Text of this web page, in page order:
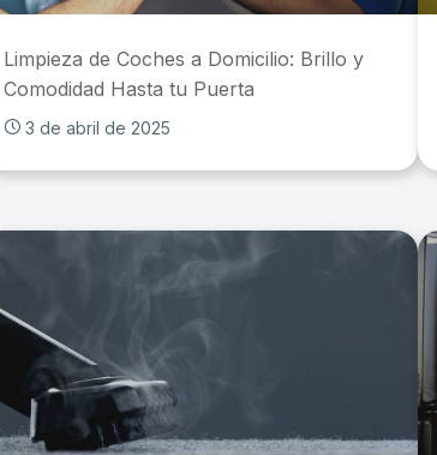
Limpieza de Coches a Domicilio: Brillo y
Comodidad Hasta tu Puerta
3 de abril de 2025